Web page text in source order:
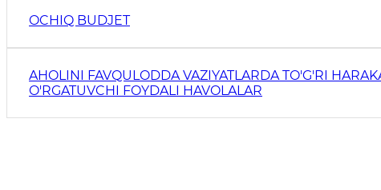
OCHIQ BUDJET
AHOLINI FAVQULODDA VAZIYATLARDA TO'G'RI
O'RGATUVCHI FOYDALI HAVOLALAR